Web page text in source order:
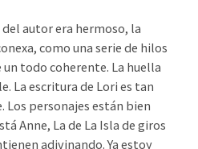
autor era hermoso, la
como una serie de hilos
todo coherente. La huella
La escritura de Lori es tan
personajes están bien
Anne, La de La Isla de giros
adivinando. Ya estoy